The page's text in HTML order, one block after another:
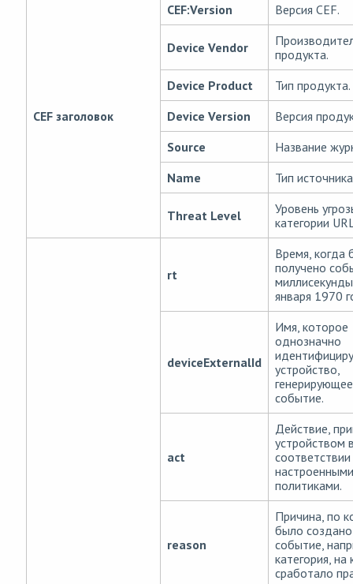
CEF заголовок
CEF:Version Версия CEF.
Device Vendor
продукта.
Device Product
Тип продукта.
Device Version
Версия
Source
Название
Name
Тип
Threat Level
Уровень
категории
rt
Время, когда
получено
января 1970
deviceExternalId
Имя, которое
однозначно
устройство,
событие.
act
Действие,
устройством
соответствии
настроенными
политиками.
reason
Причина, по
было создано
событие,
категория,
сработало